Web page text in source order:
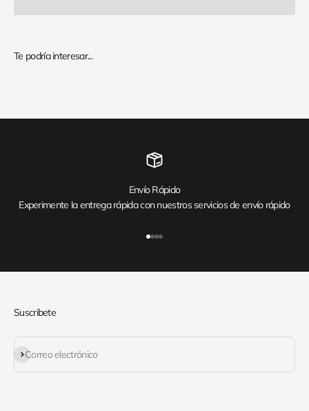
Envío Rápido
Experimente la entrega rápida con nuestros servicios de envío rápido
Suscribete
Correo electrónico
Suscribirse